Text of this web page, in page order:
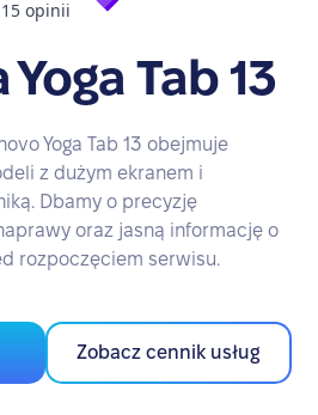
Tab 13
Yoga Tab 13 obejmuje
z dużym ekranem i
Dbamy o precyzję
oraz jasną informację o
rozpoczęciem serwisu.
Zobacz cennik usług